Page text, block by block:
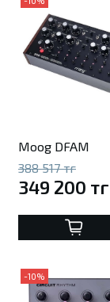
Moog DFAM
388 517 тг
349 200 тг
-10%